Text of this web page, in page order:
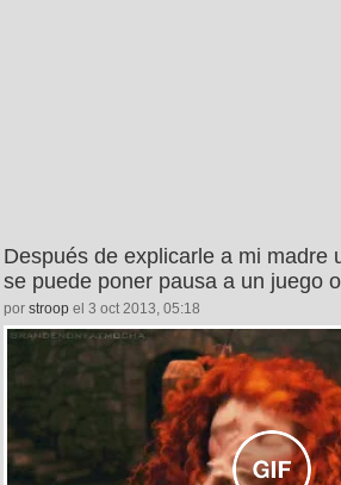
Después de explicarle a mi madre
se puede poner pausa a un juego
por stroop el 3 oct 2013, 05:18